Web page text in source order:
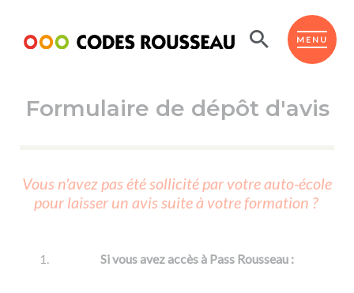
MENU
ESPACE ÉLÈVE
Code de la route
Passer l'ASSR
Réviser le code
Passer l'ETM
Permis voiture
Formulaire de dépôt d'avis
Vous n'avez pas été sollicité par votre auto-école
pour laisser un avis suite à votre formation ?
Si vous avez accès à Pass Rousseau :